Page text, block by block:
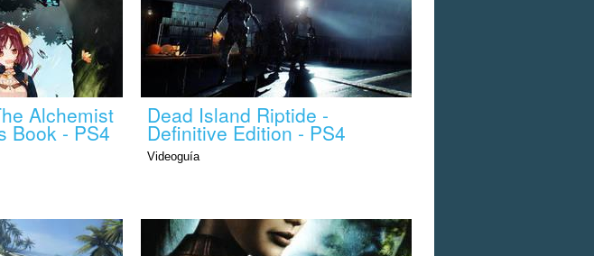
Alchemist
Book - PS4
Dead Island Riptide -
Definitive Edition - PS4
Videoguía